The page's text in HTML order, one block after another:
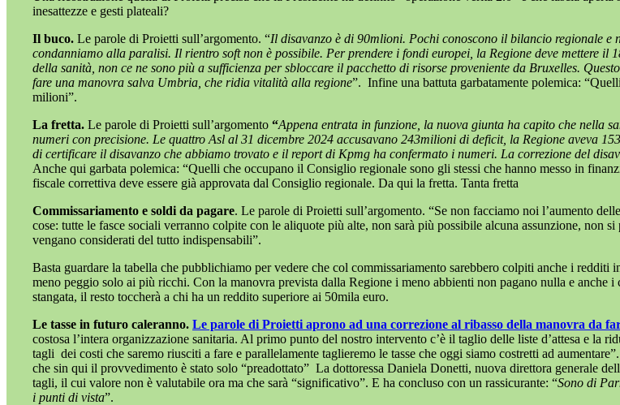
inesattezze e gesti plateali?
Il buco. Le parole di Proietti sull’argomento. “Il disavanzo è di 90mlioni. Pochi conoscono il bilancio regionale
condanniamo alla paralisi. Il rientro soft non è possibile. Per prendere i fondi europei, la Regione deve mettere
della sanità, non ce ne sono più a sufficienza per sbloccare il pacchetto di risorse proveniente da Bruxelles.
fare una manovra salva Umbria, che ridia vitalità alla regione”. Infine una battuta garbatamente polemica:
milioni”.
La fretta. Le parole di Proietti sull’argomento “Appena entrata in funzione, la nuova giunta ha capito che nella
numeri con precisione. Le quattro Asl al 31 dicembre 2024 accusavano 243milioni di deficit, la Regione aveva
di certificare il disavanzo che abbiamo trovato e il report di Kpmg ha confermato i numeri. La correzione del
Anche qui garbata polemica: “Quelli che occupano il Consiglio regionale sono gli stessi che hanno messo in
fiscale correttiva deve essere già approvata dal Consiglio regionale. Da qui la fretta. Tanta fretta
Commissariamento e soldi da pagare. Le parole di Proietti sull’argomento. “Se non facciamo noi l’aumento
cose: tutte le fasce sociali verranno colpite con le aliquote più alte, non sarà più possibile alcuna assunzione, non
vengano considerati del tutto indispensabili”.
Basta guardare la tabella che pubblichiamo per vedere che col commissariamento sarebbero colpiti anche i
meno peggio solo ai più ricchi. Con la manovra prevista dalla Regione i meno abbienti non pagano nulla e anche
stangata, il resto toccherà a chi ha un reddito superiore ai 50mila euro.
Le tasse in futuro caleranno. Le parole di Proietti aprono ad una correzione al ribasso della manovra da
costosa l’intera organizzazione sanitaria. Al primo punto del nostro intervento c’è il taglio delle liste d’attesa e la
tagli dei costi che saremo riusciti a fare e parallelamente taglieremo le tasse che oggi siamo costretti ad
che sin qui il provvedimento è stato solo “preadottato” La dottoressa Daniela Donetti, nuova direttora generale
tagli, il cui valore non è valutabile ora ma che sarà “significativo”. E ha concluso con un rassicurante: “Sono di
i punti di vista”.